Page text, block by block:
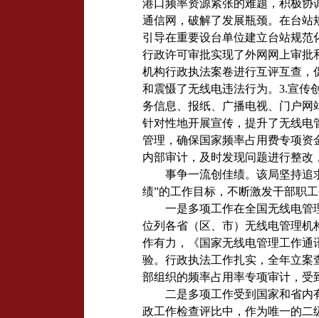
港口频率资源紧张的难题，积极
通信网，破解了发展瓶颈。在台
引导在重要设台单位建立台站规范
行政许可审批实现了外网网上审
机构行政执法案卷进行互评互查
和震慑了无线电违法行为。 3.宣传
务信息、报纸、广播电视、门户
针对性地开展宣传，提升了无线
管理，确保国家频率占用费专项
内部审计，及时发现问题进行整
事争一流创佳绩。该局坚持追
绩”的工作目标，不断激发干部职
一是多项工作在全国无线电管
位列各省（区、市）无线电管理机
作有力，《国家无线电管理工作
验。行政执法工作扎实，全年立
部组织的频率占用率专项审计，
二是多项工作受到国家和省内
政工作检查评比中，作为唯一的